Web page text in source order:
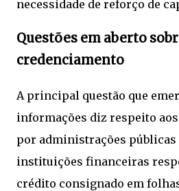
necessidade de reforço de
Questões em aberto
credenciamento
A principal questão que
informações diz respeito
por administrações
instituições financeiras
crédito consignado em